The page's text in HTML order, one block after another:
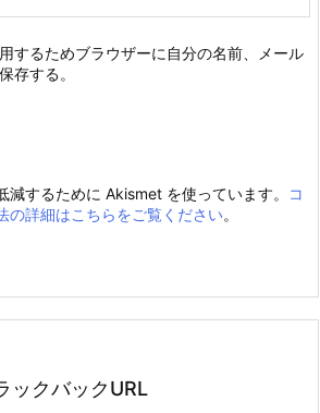
するためブラウザーに自分の名前、メール
存する。
減するために Akismet を使っています。
コ
の詳細はこちらをご覧ください。
ックバックURL